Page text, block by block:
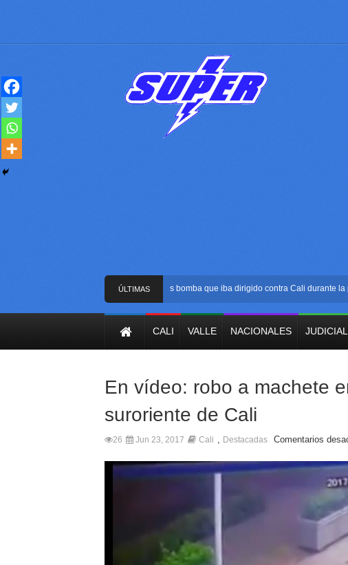
ÚLTIMAS
NOTICIAS
Frustran atentado con bus bomba que iba dirigido contra Cali durante la
CALI VALLE NACIONALES
En vídeo: robo a machete
suroriente de Cali
26 Jun 23, 2017 Cali , Destacadas Comentarios